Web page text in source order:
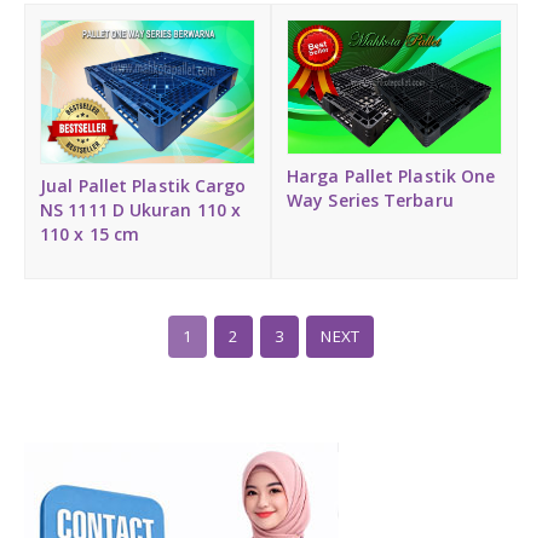
Jual Pallet Plastik Cargo
NS 1111 D Ukuran 110 x
110 x 15 cm
Harga Pallet Plastik One
Way Series Terbaru
1 2 3 NEXT